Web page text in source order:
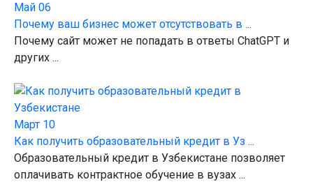
Май 06
Почему ваш бизнес может отсутствовать в ...
Почему сайт может не попадать в ответы ChatGPT и
других ...
Март 10
Как получить образовательный кредит в Уз ...
Образовательный кредит в Узбекистане позволяет
оплачивать контрактное обучение в вузах ...